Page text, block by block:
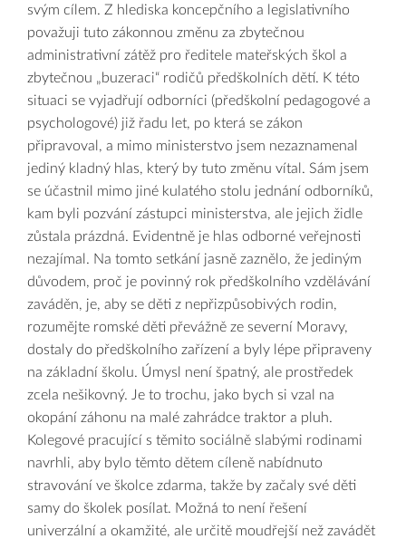
svým cílem. Z hlediska koncepčního a legislativního
považuji tuto zákonnou změnu za zbytečnou
administrativní zátěž pro ředitele mateřských škol a
zbytečnou „buzeraci“ rodičů předškolních dětí. K této
situaci se vyjadřují odborníci (předškolní pedagogové a
psychologové) již řadu let, po která se zákon
připravoval, a mimo ministerstvo jsem nezaznamenal
jediný kladný hlas, který by tuto změnu vítal. Sám jsem
se účastnil mimo jiné kulatého stolu jednání odborníků,
kam byli pozvání zástupci ministerstva, ale jejich židle
zůstala prázdná. Evidentně je hlas odborné veřejnosti
nezajímal. Na tomto setkání jasně zaznělo, že jediným
důvodem, proč je povinný rok předškolního vzdělávání
zaváděn, je, aby se děti z nepřizpůsobivých rodin,
rozumějte romské děti převážně ze severní Moravy,
dostaly do předškolního zařízení a byly lépe připraveny
na základní školu. Úmysl není špatný, ale prostředek
zcela nešikovný. Je to trochu, jako bych si vzal na
okopání záhonu na malé zahrádce traktor a pluh.
Kolegové pracující s těmito sociálně slabými rodinami
navrhli, aby bylo těmto dětem cíleně nabídnuto
stravování ve školce zdarma, takže by začaly své děti
samy do školek posílat. Možná to není řešení
univerzální a okamžité, ale určitě moudřejší než zavádět